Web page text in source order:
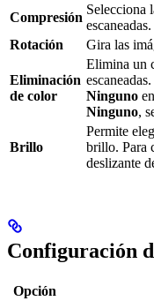
Compresión
Selecciona
escaneadas.
Rotación
Gira las
Eliminación
de color
Elimina un
Ninguno
Ninguno,
Brillo
Permite
brillo. Para
deslizante
Configuración
Opción